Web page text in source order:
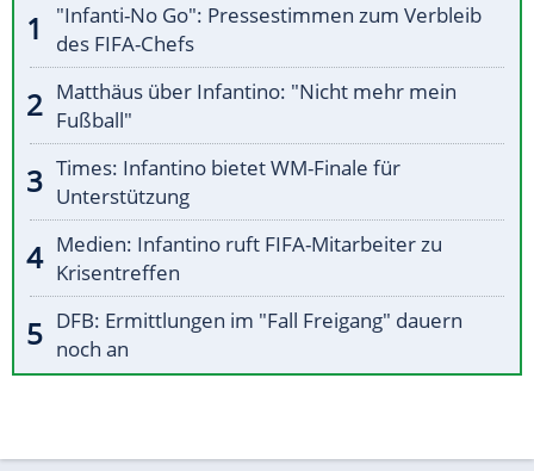
"Infanti-No Go": Pressestimmen zum Verbleib
des FIFA-Chefs
Matthäus über Infantino: "Nicht mehr mein
Fußball"
Times: Infantino bietet WM-Finale für
Unterstützung
Medien: Infantino ruft FIFA-Mitarbeiter zu
Krisentreffen
DFB: Ermittlungen im "Fall Freigang" dauern
noch an